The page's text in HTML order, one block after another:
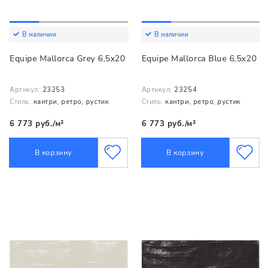
В наличии
Equipe Mallorca Grey 6,5x20
Артикул: 23253
Стиль: кантри, ретро, рустик
6 773 руб./м²
В корзину
В наличии
Equipe Mallorca Blue 6,5x20
Артикул: 23254
Стиль: кантри, ретро, рустик
6 773 руб./м²
В корзину